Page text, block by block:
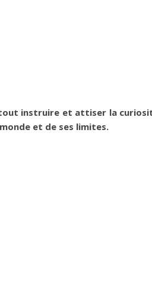
instruire et attiser la
et de ses limites.